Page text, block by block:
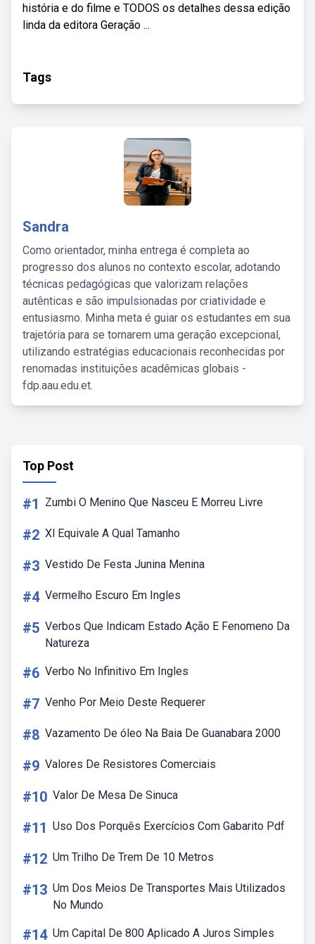
história e do filme e TODOS os detalhes dessa edição
linda da editora Geração ...
Tags
Sandra
Como orientador, minha entrega é completa ao
progresso dos alunos no contexto escolar, adotando
técnicas pedagógicas que valorizam relações
autênticas e são impulsionadas por criatividade e
entusiasmo. Minha meta é guiar os estudantes em sua
trajetória para se tornarem uma geração excepcional,
utilizando estratégias educacionais reconhecidas por
renomadas instituições acadêmicas globais -
fdp.aau.edu.et.
Top Post
#1 Zumbi O Menino Que Nasceu E Morreu Livre
#2 Xl Equivale A Qual Tamanho
#3 Vestido De Festa Junina Menina
#4 Vermelho Escuro Em Ingles
#5 Verbos Que Indicam Estado Ação E Fenomeno Da
Natureza
#6 Verbo No Infinitivo Em Ingles
#7 Venho Por Meio Deste Requerer
#8 Vazamento De óleo Na Baia De Guanabara 2000
#9 Valores De Resistores Comerciais
#10 Valor De Mesa De Sinuca
#11 Uso Dos Porquês Exercícios Com Gabarito Pdf
#12 Um Trilho De Trem De 10 Metros
#13 Um Dos Meios De Transportes Mais Utilizados
No Mundo
#14 Um Capital De 800 Aplicado A Juros Simples